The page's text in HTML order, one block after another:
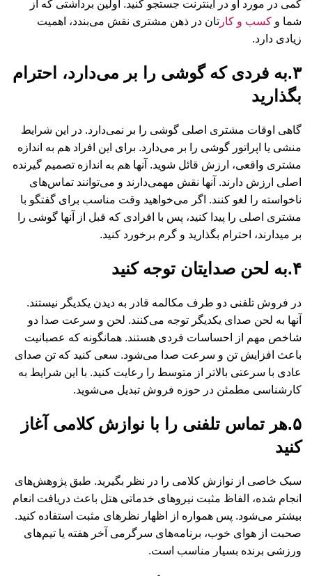
کمی‌ در مورد او در اینترنت جستجو کنید. اولین برداشتی که از
شما و کسب و کار تان در ذهن مشتری نقش می‌بندد، اهمیت
زیادی دارد.
۳.به فردی که گوشی را بر می‌دارد، احترام
بگذارید
گاهی اوقات مشتری اصلی گوشی را بر نمی‌دارد. در این شرایط
منشی یا اپراتور گوشی را بر می‌دارد. برای این افراد هم به اندازه
مشتری واقعی، ارزش قائل شوید. آنها هم به اندازه تصمیم گیرنده
اصلی ارزش دارند. آنها نقش مهمی‌دارند و می‌توانند تماس‌های
ناخواسته را لغو کنند. اگر می‌خواهید وقت مناسب برای گفتگو با
مشتری اصلی را پیدا کنید، پس با افرادی که قبل از آنها گوشی را
بر میدارند، احترام بگذارید و گرم برخورد کنید.
۴.به لحن صدایتان توجه کنید
در فروش تلفنی دو طرف مکالمه قادر به دیدن یکدیگر نیستند.
آنها به لحن صدای یکدیگر توجه می‌کنند. لحن و سرعت صدا دو
شاخص مهم از احساسات فردی هستند. همانگونه که عصبانیت
باعث افزایش تن و سرعت صدا می‌شود. سعی کنید که تن صدای
عادی با سرعتی بالاتر از متوسط را رعایت کنید. با این شرایط به
کارشناسی مطمئن در حوزه فروش تبدیل می‌شوید.
۵.هر تماس تلفنی را با نوازش کلامی‌ آغاز
کنید
سبک خاصی از نوازش کلامی ‌را در نظر بگیرید. طبق پژوهش‌های
انجام شده، الفاظ مثبت نیروهای خدماتی هتل باعث دریافت انعام
بیشتر می‌شود. پس همواره از اظهار نظرهای مثبت استفاده کنید.
صحبت از هوای خوب، برنامه‌های سرگرمی ‌آخر هفته یا تیم‌های
ورزشی برنده بسیار مناسب است.